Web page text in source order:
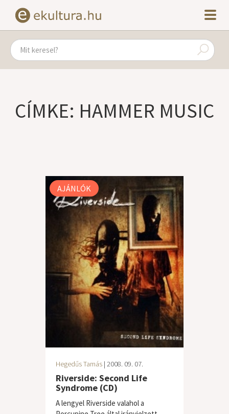
CÍMKE: HAMMER MUSIC
AJÁNLÓK
Hegedűs Tamás | 2008. 09. 07.
Riverside: Second Life
Syndrome (CD)
A lengyel Riverside valahol a